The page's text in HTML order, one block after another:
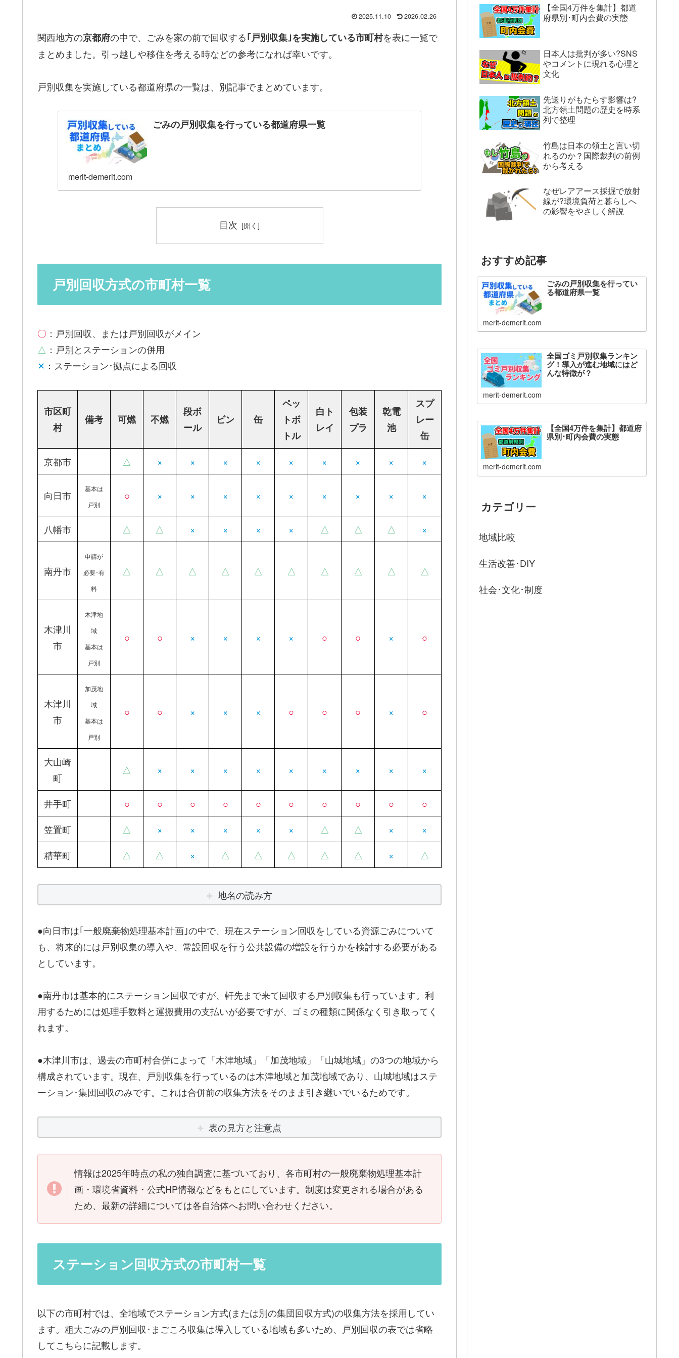
2025.11.10 2026.02.26
関西地方の京都府の中で、ごみを家の前で回収する｢戸別収集｣を実施している市町村を表に一覧で
まとめました。引っ越しや移住を考える時などの参考になれば幸いです。
戸別収集を実施している都道府県の一覧は、別記事でまとめています。
ごみの戸別収集を行っている都道府県一覧
merit-demerit.com
目次
戸別回収方式の市町村一覧
〇 ：戸別回収、または戸別回収がメイン
△ ：戸別とステーションの併用
✕ ：ステーション･拠点による回収
市区町
村
備考 可燃 不燃
段ボ
ール
ビン 缶
ペッ
トボ
トル
白ト
レイ
包装
プラ
乾電
池
スプ
レー
缶
京都市
△ × × × × × × × × ×
向日市
基本は
戸別
○ × × × × × × × × ×
八幡市 △ △ × × × × △ △ △ ×
南丹市
申請が
必要･有
料
△ △ △ △ △ △ △ △ △ △
木津川
市
木津地
域
基本は
戸別
○ ○ × × × × ○ ○ × ○
木津川
市
加茂地
域
基本は
戸別
○ ○ × × × ○ ○ ○ × ○
大山崎
町
△ × × × × × × × × ×
井手町 ○ ○ ○ ○ ○ ○ ○ ○ ○
○
笠置町
△ × × × × × △ △ ×
×
精華町
△ △ × △ △ △ △ △ × △
地名の読み方
●向日市は｢一般廃棄物処理基本計画｣の中で、現在ステーション回収をしている資源ごみについて
も、将来的には戸別収集の導入や、常設回収を行う公共設備の増設を行うかを検討する必要がある
としています。
●南丹市は基本的にステーション回収ですが、軒先まで来て回収する戸別収集も行っています。利
用するためには処理手数料と運搬費用の支払いが必要ですが、ゴミの種類に関係なく引き取ってく
れます。
●木津川市は、過去の市町村合併によって「木津地域」「加茂地域」「山城地域」の3つの地域から
構成されています。現在、戸別収集を行っているのは木津地域と加茂地域であり、山城地域はステ
ーション･集団回収のみです。これは合併前の収集方法をそのまま引き継いでいるためです。
表の見方と注意点
情報は2025年時点の私の独自調査に基づいており、各市町村の一般廃棄物処理基本計
画・環境省資料・公式HP情報などをもとにしています。制度は変更される場合がある
ため、最新の詳細については各自治体へお問い合わせください。
ステーション回収方式の市町村一覧
以下の市町村では、全地域でステーション方式(または別の集団回収方式)の収集方法を採用してい
ます。粗大ごみの戸別回収･まごころ収集は導入している地域も多いため、戸別回収の表では省略
してこちらに記載します。
【全国4万件を集計】都道
府県別･町内会費の実態
日本人は批判が多い?SNS
やコメントに現れる心理と
文化
先送りがもたらす影響は?
北方領土問題の歴史を時系
列で整理
竹島は日本の領土と言い切
れるのか？国際裁判の前例
から考える
なぜレアアース採掘で放射
線が?環境負荷と暮らしへ
の影響をやさしく解説
おすすめ記事
ごみの戸別収集を行ってい
る都道府県一覧
merit-demerit.com
全国ゴミ戸別収集ランキン
グ！導入が進む地域にはど
んな特徴が？
merit-demerit.com
【全国4万件を集計】都道府
県別･町内会費の実態
merit-demerit.com
カテゴリー
地域比較
生活改善･DIY
社会･文化･制度